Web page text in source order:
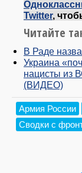
Twitter,
Читайте
В Раде
Украина
нацисты из
(ВИДЕО)
Армия России
Сводки с